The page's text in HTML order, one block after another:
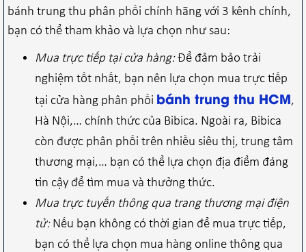
bánh trung thu phân phối chính hãng với 3 kênh chính,
bạn có thể tham khảo và lựa chọn như sau:
Mua trực tiếp tại cửa hàng:Để đảm bảo trải
nghiệm tốt nhất, bạn nên lựa chọn mua trực tiếp
tại cửa hàng phân phối bánh trung thu HCM,
Hà Nội,… chính thức của Bibica. Ngoài ra, Bibica
còn được phân phối trên nhiều siêu thị, trung tâm
thương mại,… bạn có thể lựa chọn địa điểm đáng
tin cậy để tìm mua và thưởng thức.
Mua trực tuyến thông qua trang thương mại điện
tử:Nếu bạn không có thời gian để mua trực tiếp,
bạn có thể lựa chọn mua hàng online thông qua